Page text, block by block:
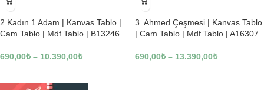
-23%
2 Kadın 1 Adam | Kanvas Tablo |
Cam Tablo | Mdf Tablo | B13246
690,00₺ – 10.390,00₺
-23%
3. Ahmed Çeşmesi | Kanvas Tablo
| Cam Tablo | Mdf Tablo | A16307
690,00₺ – 13.390,00₺